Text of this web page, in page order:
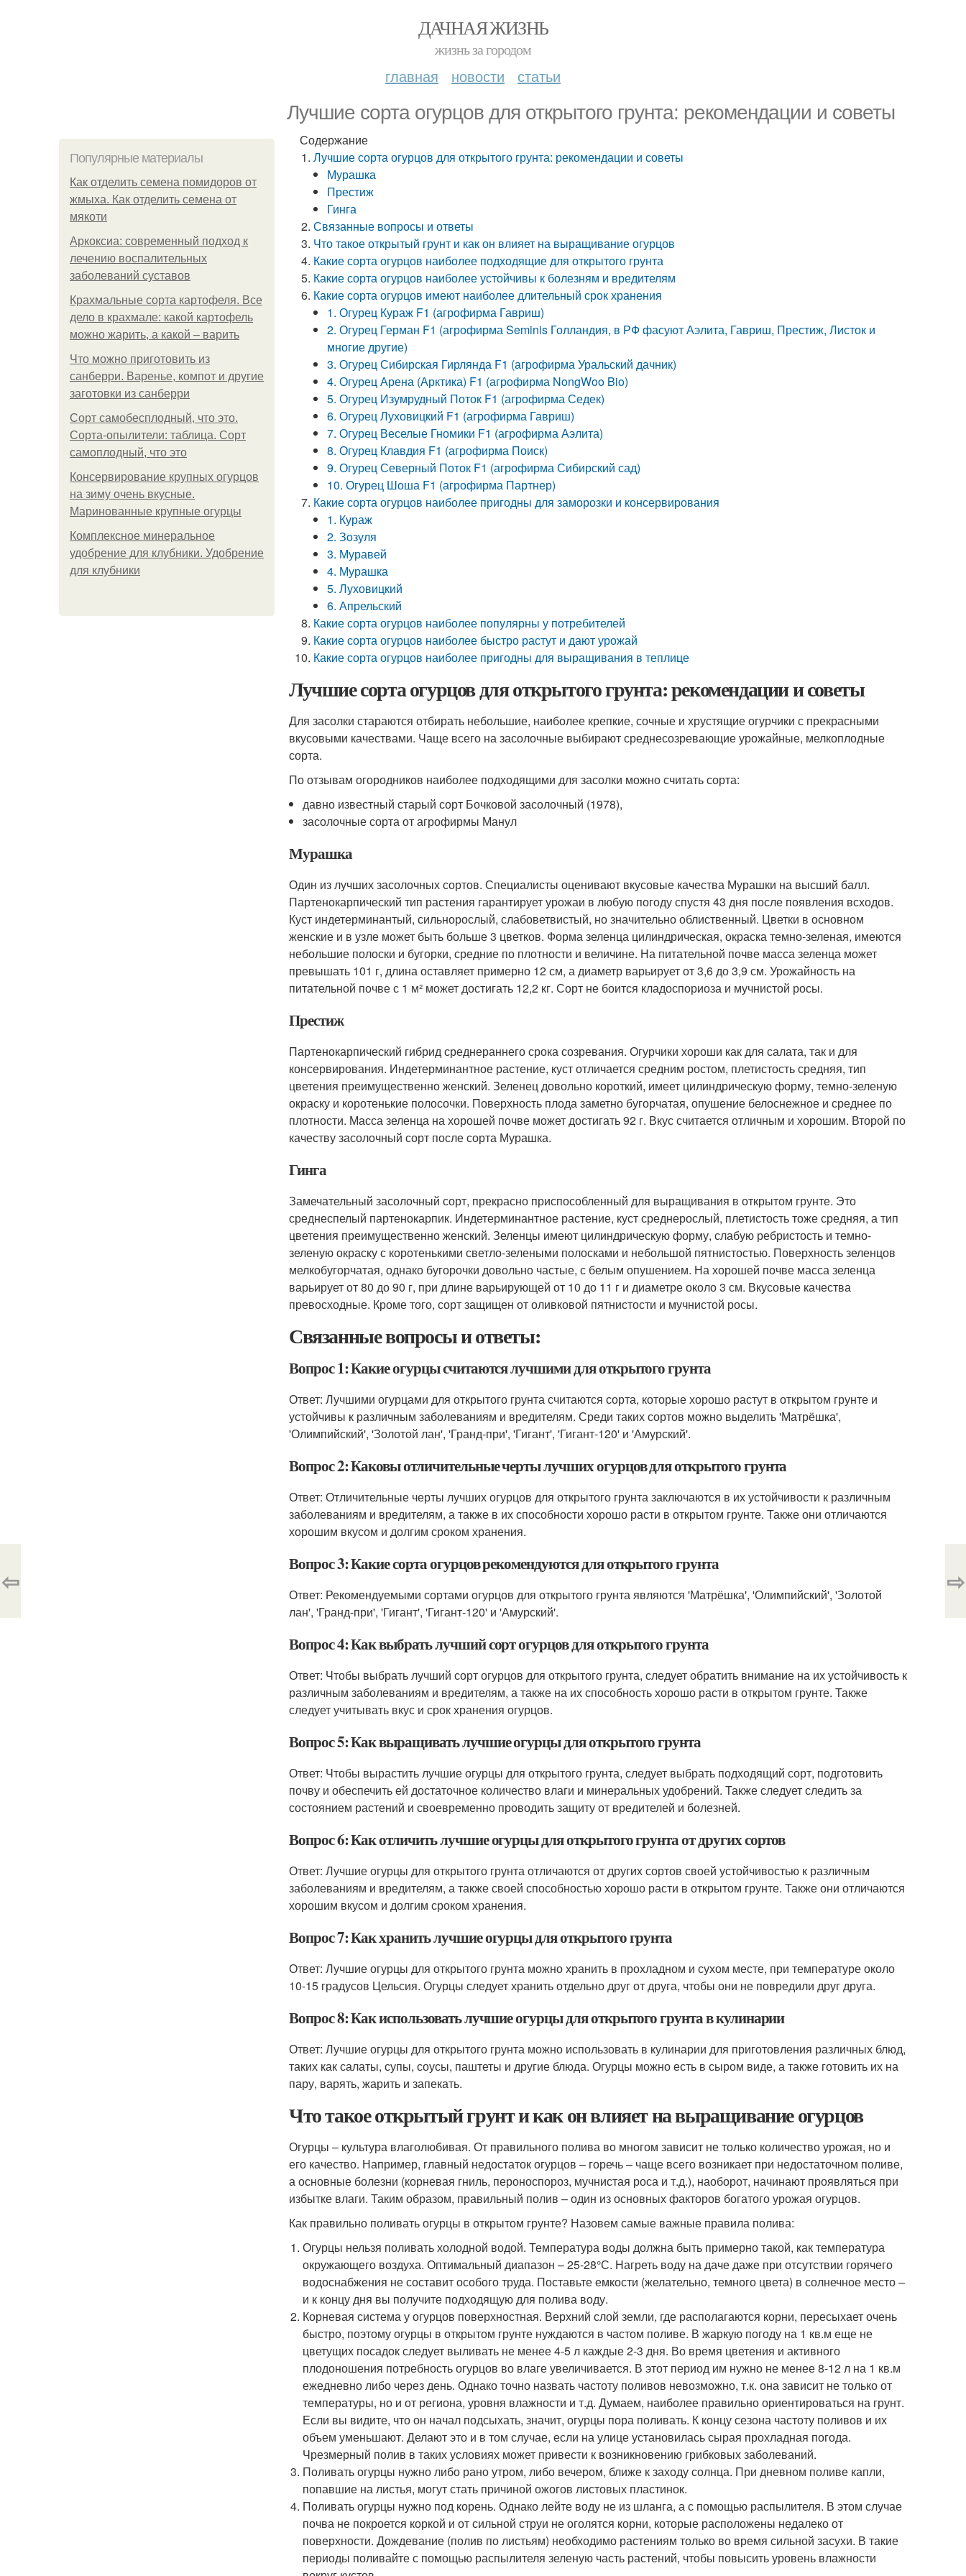
ДАЧНАЯ ЖИЗНЬ
жизнь за городом
главная новости статьи
Лучшие сорта огурцов для открытого грунта: рекомендации и советы
Популярные материалы
Как отделить семена помидоров от
жмыха. Как отделить семена от
мякоти
Аркоксиа: современный подход к
лечению воспалительных
заболеваний суставов
Крахмальные сорта картофеля. Все
дело в крахмале: какой картофель
можно жарить, а какой – варить
Что можно приготовить из
санберри. Варенье, компот и другие
заготовки из санберри
Сорт самобесплодный, что это.
Сорта-опылители: таблица. Сорт
самоплодный, что это
Консервирование крупных огурцов
на зиму очень вкусные.
Маринованные крупные огурцы
Комплексное минеральное
удобрение для клубники. Удобрение
для клубники
Содержание
Лучшие сорта огурцов для открытого грунта: рекомендации и советы
Мурашка
Престиж
Гинга
Связанные вопросы и ответы
Что такое открытый грунт и как он влияет на выращивание огурцов
Какие сорта огурцов наиболее подходящие для открытого грунта
Какие сорта огурцов наиболее устойчивы к болезням и вредителям
Какие сорта огурцов имеют наиболее длительный срок хранения
1. Огурец Кураж F1 (агрофирма Гавриш)
2. Огурец Герман F1 (агрофирма Seminis Голландия, в РФ фасуют Аэлита, Гавриш, Престиж, Листок и
многие другие)
3. Огурец Сибирская Гирлянда F1 (агрофирма Уральский дачник)
4. Огурец Арена (Арктика) F1 (агрофирма NongWoo Bio)
5. Огурец Изумрудный Поток F1 (агрофирма Седек)
6. Огурец Луховицкий F1 (агрофирма Гавриш)
7. Огурец Веселые Гномики F1 (агрофирма Аэлита)
8. Огурец Клавдия F1 (агрофирма Поиск)
9. Огурец Северный Поток F1 (агрофирма Сибирский сад)
10. Огурец Шоша F1 (агрофирма Партнер)
Какие сорта огурцов наиболее пригодны для заморозки и консервирования
1. Кураж
2. Зозуля
3. Муравей
4. Мурашка
5. Луховицкий
6. Апрельский
Какие сорта огурцов наиболее популярны у потребителей
Какие сорта огурцов наиболее быстро растут и дают урожай
Какие сорта огурцов наиболее пригодны для выращивания в теплице
Лучшие сорта огурцов для открытого грунта: рекомендации и советы
Для засолки стараются отбирать небольшие, наиболее крепкие, сочные и хрустящие огурчики с прекрасными
вкусовыми качествами. Чаще всего на засолочные выбирают среднесозревающие урожайные, мелкоплодные
сорта.
По отзывам огородников наиболее подходящими для засолки можно считать сорта:
давно известный старый сорт Бочковой засолочный (1978),
засолочные сорта от агрофирмы Манул
Мурашка
Один из лучших засолочных сортов. Специалисты оценивают вкусовые качества Мурашки на высший балл.
Партенокарпический тип растения гарантирует урожаи в любую погоду спустя 43 дня после появления всходов.
Куст индетерминантый, сильнорослый, слабоветвистый, но значительно облиственный. Цветки в основном
женские и в узле может быть больше 3 цветков. Форма зеленца цилиндрическая, окраска темно-зеленая, имеются
небольшие полоски и бугорки, средние по плотности и величине. На питательной почве масса зеленца может
превышать 101 г, длина оставляет примерно 12 см, а диаметр варьирует от 3,6 до 3,9 см. Урожайность на
питательной почве с 1 м² может достигать 12,2 кг. Сорт не боится кладоспориоза и мучнистой росы.
Престиж
Партенокарпический гибрид среднераннего срока созревания. Огурчики хороши как для салата, так и для
консервирования. Индетерминантное растение, куст отличается средним ростом, плетистость средняя, тип
цветения преимущественно женский. Зеленец довольно короткий, имеет цилиндрическую форму, темно-зеленую
окраску и коротенькие полосочки. Поверхность плода заметно бугорчатая, опушение белоснежное и среднее по
плотности. Масса зеленца на хорошей почве может достигать 92 г. Вкус считается отличным и хорошим. Второй по
качеству засолочный сорт после сорта Мурашка.
Гинга
Замечательный засолочный сорт, прекрасно приспособленный для выращивания в открытом грунте. Это
среднеспелый партенокарпик. Индетерминантное растение, куст среднерослый, плетистость тоже средняя, а тип
цветения преимущественно женский. Зеленцы имеют цилиндрическую форму, слабую ребристость и темно-
зеленую окраску с коротенькими светло-зелеными полосками и небольшой пятнистостью. Поверхность зеленцов
мелкобугорчатая, однако бугорочки довольно частые, с белым опушением. На хорошей почве масса зеленца
варьирует от 80 до 90 г, при длине варьирующей от 10 до 11 г и диаметре около 3 см. Вкусовые качества
превосходные. Кроме того, сорт защищен от оливковой пятнистости и мучнистой росы.
Связанные вопросы и ответы:
Вопрос 1: Какие огурцы считаются лучшими для открытого грунта
Ответ: Лучшими огурцами для открытого грунта считаются сорта, которые хорошо растут в открытом грунте и
устойчивы к различным заболеваниям и вредителям. Среди таких сортов можно выделить 'Матрёшка',
'Олимпийский', 'Золотой лан', 'Гранд-при', 'Гигант', 'Гигант-120' и 'Амурский'.
Вопрос 2: Каковы отличительные черты лучших огурцов для открытого грунта
Ответ: Отличительные черты лучших огурцов для открытого грунта заключаются в их устойчивости к различным
заболеваниям и вредителям, а также в их способности хорошо расти в открытом грунте. Также они отличаются
хорошим вкусом и долгим сроком хранения.
Вопрос 3: Какие сорта огурцов рекомендуются для открытого грунта
Ответ: Рекомендуемыми сортами огурцов для открытого грунта являются 'Матрёшка', 'Олимпийский', 'Золотой
лан', 'Гранд-при', 'Гигант', 'Гигант-120' и 'Амурский'.
Вопрос 4: Как выбрать лучший сорт огурцов для открытого грунта
Ответ: Чтобы выбрать лучший сорт огурцов для открытого грунта, следует обратить внимание на их устойчивость к
различным заболеваниям и вредителям, а также на их способность хорошо расти в открытом грунте. Также
следует учитывать вкус и срок хранения огурцов.
Вопрос 5: Как выращивать лучшие огурцы для открытого грунта
Ответ: Чтобы вырастить лучшие огурцы для открытого грунта, следует выбрать подходящий сорт, подготовить
почву и обеспечить ей достаточное количество влаги и минеральных удобрений. Также следует следить за
состоянием растений и своевременно проводить защиту от вредителей и болезней.
Вопрос 6: Как отличить лучшие огурцы для открытого грунта от других сортов
Ответ: Лучшие огурцы для открытого грунта отличаются от других сортов своей устойчивостью к различным
заболеваниям и вредителям, а также своей способностью хорошо расти в открытом грунте. Также они отличаются
хорошим вкусом и долгим сроком хранения.
Вопрос 7: Как хранить лучшие огурцы для открытого грунта
Ответ: Лучшие огурцы для открытого грунта можно хранить в прохладном и сухом месте, при температуре около
10-15 градусов Цельсия. Огурцы следует хранить отдельно друг от друга, чтобы они не повредили друг друга.
Вопрос 8: Как использовать лучшие огурцы для открытого грунта в кулинарии
Ответ: Лучшие огурцы для открытого грунта можно использовать в кулинарии для приготовления различных блюд,
таких как салаты, супы, соусы, паштеты и другие блюда. Огурцы можно есть в сыром виде, а также готовить их на
пару, варять, жарить и запекать.
Что такое открытый грунт и как он влияет на выращивание огурцов
Огурцы – культура влаголюбивая. От правильного полива во многом зависит не только количество урожая, но и
его качество. Например, главный недостаток огурцов – горечь – чаще всего возникает при недостаточном поливе,
а основные болезни (корневая гниль, пероноспороз, мучнистая роса и т.д.), наоборот, начинают проявляться при
избытке влаги. Таким образом, правильный полив – один из основных факторов богатого урожая огурцов.
Как правильно поливать огурцы в открытом грунте? Назовем самые важные правила полива:
Огурцы нельзя поливать холодной водой. Температура воды должна быть примерно такой, как температура
окружающего воздуха. Оптимальный диапазон – 25-28°С. Нагреть воду на даче даже при отсутствии горячего
водоснабжения не составит особого труда. Поставьте емкости (желательно, темного цвета) в солнечное место –
и к концу дня вы получите подходящую для полива воду.
Корневая система у огурцов поверхностная. Верхний слой земли, где располагаются корни, пересыхает очень
быстро, поэтому огурцы в открытом грунте нуждаются в частом поливе. В жаркую погоду на 1 кв.м еще не
цветущих посадок следует выливать не менее 4-5 л каждые 2-3 дня. Во время цветения и активного
плодоношения потребность огурцов во влаге увеличивается. В этот период им нужно не менее 8-12 л на 1 кв.м
ежедневно либо через день. Однако точно назвать частоту поливов невозможно, т.к. она зависит не только от
температуры, но и от региона, уровня влажности и т.д. Думаем, наиболее правильно ориентироваться на грунт.
Если вы видите, что он начал подсыхать, значит, огурцы пора поливать. К концу сезона частоту поливов и их
объем уменьшают. Делают это и в том случае, если на улице установилась сырая прохладная погода.
Чрезмерный полив в таких условиях может привести к возникновению грибковых заболеваний.
Поливать огурцы нужно либо рано утром, либо вечером, ближе к заходу солнца. При дневном поливе капли,
попавшие на листья, могут стать причиной ожогов листовых пластинок.
Поливать огурцы нужно под корень. Однако лейте воду не из шланга, а с помощью распылителя. В этом случае
почва не покроется коркой и от сильной струи не оголятся корни, которые расположены недалеко от
поверхности. Дождевание (полив по листьям) необходимо растениям только во время сильной засухи. В такие
периоды поливайте с помощью распылителя зеленую часть растений, чтобы повысить уровень влажности
⇦ ⇨